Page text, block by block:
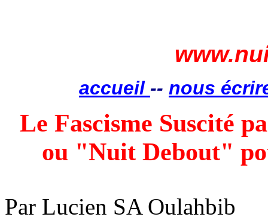
accueil -- nous
Le Fascisme Suscité
ou "Nuit Debout"
Par Lucien SA Oulahbib